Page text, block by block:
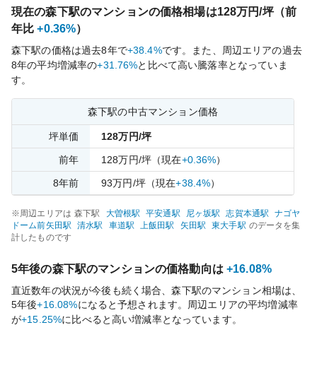
現在の森下駅のマンションの価格相場は128万円/坪（前
年比 +0.36%）
森下駅の価格は過去8年で+38.4%です。
また、周辺エリアの過去
8年の平均増減率の+31.76%と比べて高い騰落率となっていま
す。
森下駅の中古マンション価格
坪単価 128万円/坪
前年 128万円/坪 （現在+0.36%）
8年前 93万円/坪（現在+38.4%）
※周辺エリアは 森下駅 大曽根駅 平安通駅 尼ヶ坂駅 志賀本通駅
ナゴヤ
ドーム前矢田駅 清水駅 車道駅 上飯田駅 矢田駅 東大手駅 のデータを集
計したものです
5年後の森下駅のマンションの価格動向は +16.08%
直近数年の状況が今後も続く場合、森下駅のマンション相場は、
5年後+16.08%になると予想されます。周辺エリアの平均増減率
が+15.25%に比べると高い増減率となっています。